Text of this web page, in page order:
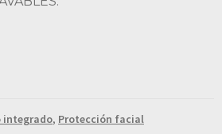
integrado, Protección facial